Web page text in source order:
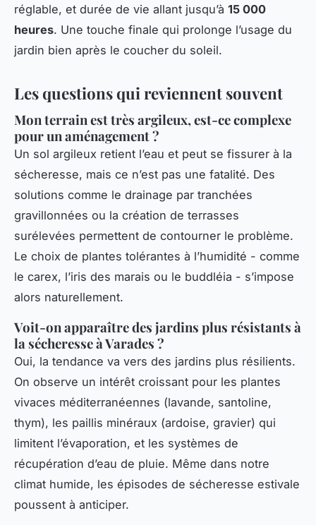
réglable, et durée de vie allant jusqu’à 15 000
heures. Une touche finale qui prolonge l’usage du
jardin bien après le coucher du soleil.
Les questions qui reviennent souvent
Mon terrain est très argileux, est-ce complexe
pour un aménagement ?
Un sol argileux retient l’eau et peut se fissurer à la
sécheresse, mais ce n’est pas une fatalité. Des
solutions comme le drainage par tranchées
gravillonnées ou la création de terrasses
surélevées permettent de contourner le problème.
Le choix de plantes tolérantes à l’humidité - comme
le carex, l’iris des marais ou le buddléia - s’impose
alors naturellement.
Voit-on apparaître des jardins plus résistants à
la sécheresse à Varades ?
Oui, la tendance va vers des jardins plus résilients.
On observe un intérêt croissant pour les plantes
vivaces méditerranéennes (lavande, santoline,
thym), les paillis minéraux (ardoise, gravier) qui
limitent l’évaporation, et les systèmes de
récupération d’eau de pluie. Même dans notre
climat humide, les épisodes de sécheresse estivale
poussent à anticiper.